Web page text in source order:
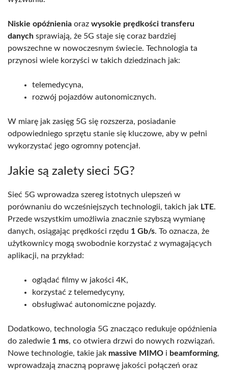
Niskie opóźnienia oraz wysokie prędkości transferu
danych sprawiają, że 5G staje się coraz bardziej
powszechne w nowoczesnym świecie. Technologia ta
przynosi wiele korzyści w takich dziedzinach jak:
telemedycyna,
rozwój pojazdów autonomicznych.
W miarę jak zasięg 5G się rozszerza, posiadanie
odpowiedniego sprzętu stanie się kluczowe, aby w pełni
wykorzystać jego ogromny potencjał.
Jakie są zalety sieci 5G?
Sieć 5G wprowadza szereg istotnych ulepszeń w
porównaniu do wcześniejszych technologii, takich jak LTE.
Przede wszystkim umożliwia znacznie szybszą wymianę
danych, osiągając prędkości rzędu 1 Gb/s. To oznacza, że
użytkownicy mogą swobodnie korzystać z wymagających
aplikacji, na przykład:
oglądać filmy w jakości 4K,
korzystać z telemedycyny,
obsługiwać autonomiczne pojazdy.
Dodatkowo, technologia 5G znacząco redukuje opóźnienia
do zaledwie 1 ms, co otwiera drzwi do nowych rozwiązań.
Nowe technologie, takie jak massive MIMO i beamforming,
wprowadzają znaczną poprawę jakości połączeń oraz